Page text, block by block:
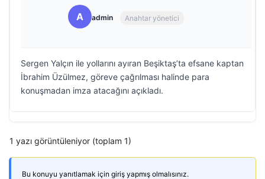
A admin Anahtar yönetici
Sergen Yalçın ile yollarını ayıran Beşiktaş’ta efsane kaptan
İbrahim Üzülmez, göreve çağrılması halinde para
konuşmadan imza atacağını açıkladı.
1 yazı görüntüleniyor (toplam 1)
Bu konuyu yanıtlamak için giriş yapmış olmalısınız.